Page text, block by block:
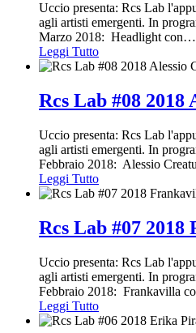
Uccio presenta: Rcs Lab
agli artisti emergenti. In
Marzo 2018: Headlight con…
Leggi Tutto
Rcs Lab #08 2018
Uccio presenta: Rcs Lab
agli artisti emergenti. In
Febbraio 2018: Alessio
Leggi Tutto
Rcs Lab #07
Uccio presenta: Rcs Lab
agli artisti emergenti. In
Febbraio 2018: Frankavilla
Leggi Tutto